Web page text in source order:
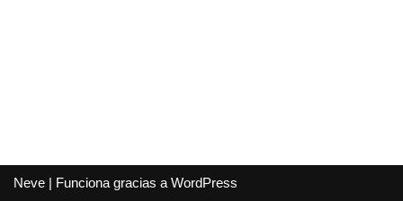
Neve | Funciona gracias a WordPress